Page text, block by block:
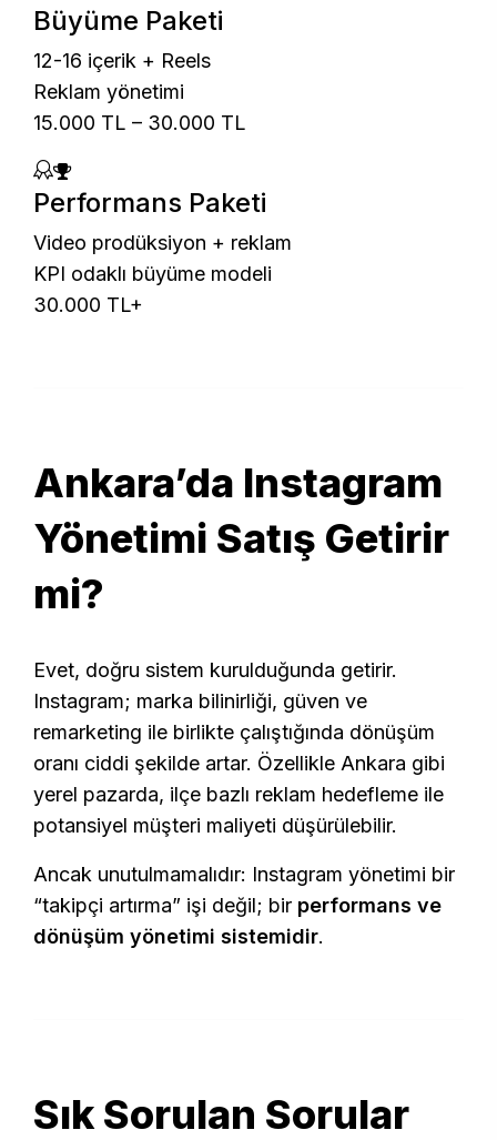
Büyüme Paketi
12-16 içerik + Reels
Reklam yönetimi
15.000 TL – 30.000 TL
Performans Paketi
Video prodüksiyon + reklam
KPI odaklı büyüme modeli
30.000 TL+
Ankara’da Instagram
Yönetimi Satış Getirir
mi?
Evet, doğru sistem kurulduğunda getirir.
Instagram; marka bilinirliği, güven ve
remarketing ile birlikte çalıştığında dönüşüm
oranı ciddi şekilde artar. Özellikle Ankara gibi
yerel pazarda, ilçe bazlı reklam hedefleme ile
potansiyel müşteri maliyeti düşürülebilir.
Ancak unutulmamalıdır: Instagram yönetimi bir
“takipçi artırma” işi değil; bir performans ve
dönüşüm yönetimi sistemidir.
Sık Sorulan Sorular